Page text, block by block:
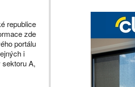
republice
zde
portálu
i
sektoru A,